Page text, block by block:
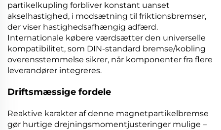
partikelkupling forbliver konstant uanset
akselhastighed, i modsætning til friktionsbremser,
der viser hastighedsafhængig adfærd.
Internationale købere værdsætter den universelle
kompatibilitet, som DIN-standard bremse/kobling
overensstemmelse sikrer, når komponenter fra flere
leverandører integreres.
Driftsmæssige fordele
Reaktive karakter af denne magnetpartikelbremse
gør hurtige drejningsmomentjusteringer mulige –